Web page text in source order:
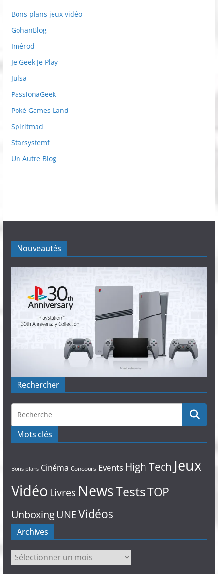
Bons plans jeux vidéo
GohanBlog
Imérod
Je Geek Je Play
Julsa
PassionaGeek
Poké Games Land
Spiritmad
Starsystemf
Un Autre Blog
Nouveautés
Rechercher
Mots clés
Bons plans Cinéma Concours Events High Tech Jeux
Vidéo Livres NewsTestsTOP
UnboxingUNEVidéos
Archives
Archives